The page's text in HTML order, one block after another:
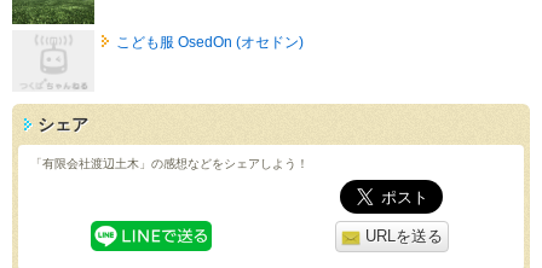
こども服 OsedOn (オセドン)
シェア
「有限会社渡辺土木」の感想などをシェアしよう！
URLを送る